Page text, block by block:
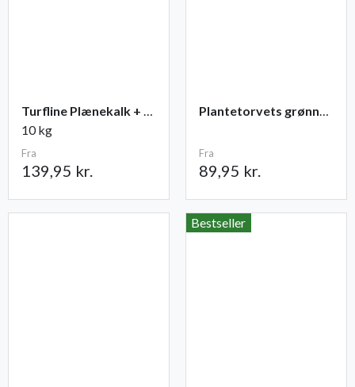
Turfline Plænekalk + gødning NPK 11-2-4
10 kg
Fra
139,95 kr.
Plantetorvets grønne vandingspose 75 liter
Fra
89,95 kr.
Bestseller